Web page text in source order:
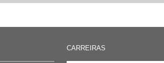
CARREIRAS